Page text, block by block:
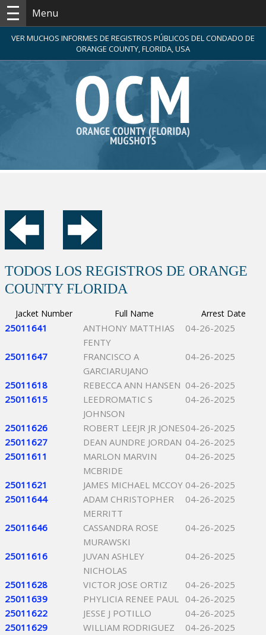
Menu
VER MUCHOS INFORMES DE REGISTROS PÚBLICOS DEL CONDADO DE
ORANGE COUNTY, FLORIDA, USA
TODOS LOS REGISTROS DE ORANGE
COUNTY FLORIDA
Jacket Number Full Name Arrest Date
25011641
ANTHONY MATTHIAS
FENTY
04-26-2025
25011647
FRANCISCO A
GARCIARUJANO
04-26-2025
25011618 REBECCA ANN HANSEN 04-26-2025
25011615
LEEDROMATIC S
JOHNSON
04-26-2025
25011626 ROBERT LEEJR JR JONES04-26-2025
25011627
DEAN AUNDRE JORDAN 04-26-2025
25011611
MARLON MARVIN
MCBRIDE
04-26-2025
25011621 JAMES MICHAEL MCCOY 04-26-2025
25011644
ADAM CHRISTOPHER
MERRITT
04-26-2025
25011646
CASSANDRA ROSE
MURAWSKI
04-26-2025
25011616
JUVAN ASHLEY
NICHOLAS
04-26-2025
25011628 VICTOR JOSE ORTIZ
04-26-2025
25011639
PHYLICIA RENEE PAUL 04-26-2025
25011622
JESSE J POTILLO
04-26-2025
25011629
WILLIAM RODRIGUEZ
04-26-2025